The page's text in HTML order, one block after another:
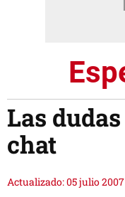
Las
chat
Actualizado: 05 julio 2007